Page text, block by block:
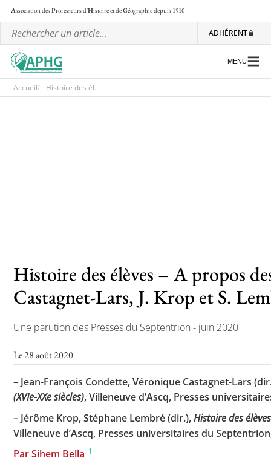
Association desProfesseurs d'Histoire et deGéographiedepuis 1910
ADHÉRENT
Toutes les actualités
Concours de recrutement
Concours scolaires
Conférences, tables rondes
Critique d’ouvrages publiés
MENU
Accueil Histoire des él...
Histoire des élèves – A propos
Castagnet-Lars, J. Krop et S.
Une parution des Presses du Septentrion - juin 2020
Le 28 août 2020
– Jean-François Condette, Véronique Castagnet-Lars
(XVIe-XXe siècles), Villeneuve d’Ascq, Presses
– Jérôme Krop, Stéphane Lembré (dir.),Histoire des
Villeneuve d’Ascq, Presses universitaires du
Par Sihem Bella 1